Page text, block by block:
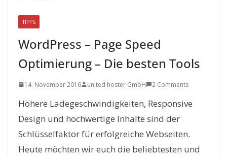
TIPPS
WordPress – Page Speed
Optimierung – Die besten Tools
14. November 2016 united hoster GmbH 2 Comments
Höhere Ladegeschwindigkeiten, Responsive
Design und hochwertige Inhalte sind der
Schlüsselfaktor für erfolgreiche Webseiten.
Heute möchten wir euch die beliebtesten und